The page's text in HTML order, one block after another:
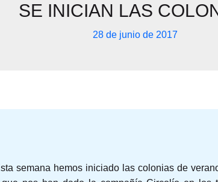
SE INICIAN LAS
28 de junio de 2017
semana hemos iniciado las colonias de